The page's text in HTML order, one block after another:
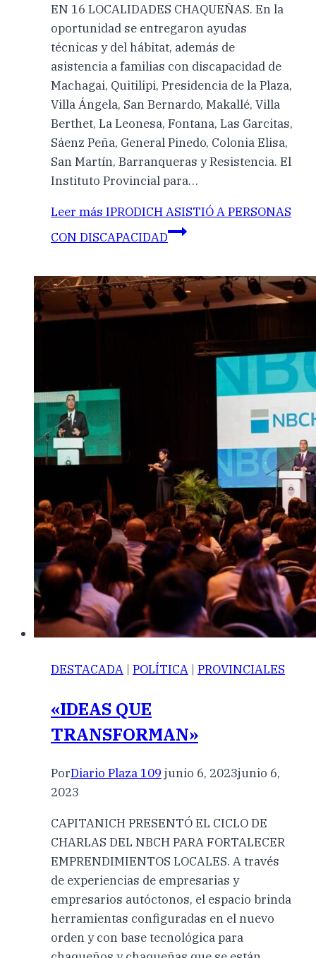
EN 16 LOCALIDADES CHAQUEÑAS. En la
oportunidad se entregaron ayudas
técnicas y del hábitat, además de
asistencia a familias con discapacidad de
Machagai, Quitilipi, Presidencia de la Plaza,
Villa Ángela, San Bernardo, Makallé, Villa
Berthet, La Leonesa, Fontana, Las Garcitas,
Sáenz Peña, General Pinedo, Colonia Elisa,
San Martín, Barranqueras y Resistencia. El
Instituto Provincial para…
Leer más IPRODICH ASISTIÓ A PERSONAS
CON DISCAPACIDAD
DESTACADA | POLÍTICA | PROVINCIALES
«IDEAS QUE
TRANSFORMAN»
PorDiario Plaza 109 junio 6, 2023junio 6,
2023
CAPITANICH PRESENTÓ EL CICLO DE
CHARLAS DEL NBCH PARA FORTALECER
EMPRENDIMIENTOS LOCALES. A través
de experiencias de empresarias y
empresarios autóctonos, el espacio brinda
herramientas configuradas en el nuevo
orden y con base tecnológica para